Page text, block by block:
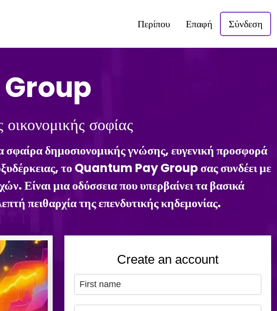
Περίπου Επαφή Σύνδεση
σοφίας
δημοσιονομικής γνώσης, ευγενική προσφορά
το Quantum Pay Group σας συνδέει με
Είναι μια οδύσσεια που υπερβαίνει τα βασικά
πειθαρχία της επενδυτικής κηδεμονίας.